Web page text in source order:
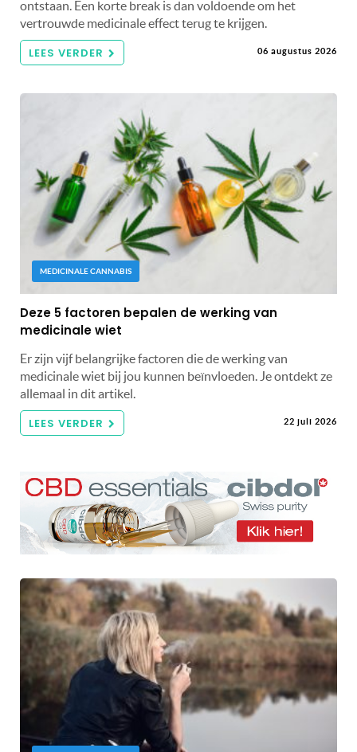
ontstaan. Een korte break is dan voldoende om het
vertrouwde medicinale effect terug te krijgen.
LEES VERDER 06 augustus 2026
MEDICINALE CANNABIS
Deze 5 factoren bepalen de werking van
medicinale wiet
Er zijn vijf belangrijke factoren die de werking van
medicinale wiet bij jou kunnen beïnvloeden. Je ontdekt ze
allemaal in dit artikel.
LEES VERDER 22 juli 2026